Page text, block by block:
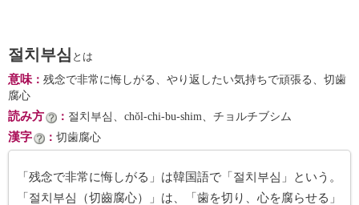
절치부심 とは
意味： 残念で非常に悔しがる、やり返したい気持ちで頑張る、切歯
腐心
読み方 ： 절치부심、chŏl-chi-bu-shim、チョルチブシム
漢字 ： 切歯腐心
「残念で非常に悔しがる」は韓国語で「절치부심」という。
「절치부심（切齒腐心）」は、「歯を切り、心を腐らせる」